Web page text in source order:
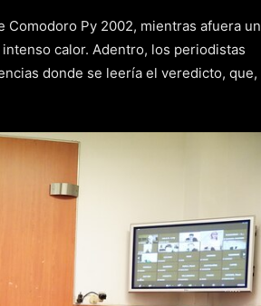
Comodoro Py 2002, mientras afuera un
calor. Adentro, los periodistas
donde se leería el veredicto, que,